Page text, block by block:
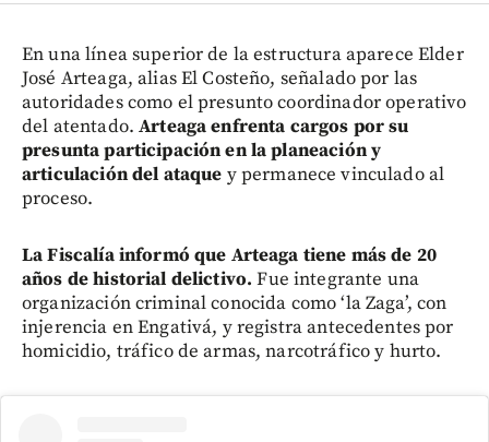
En una línea superior de la estructura aparece Elder
José Arteaga, alias El Costeño, señalado por las
autoridades como el presunto coordinador operativo
del atentado. Arteaga enfrenta cargos por su
presunta participación en la planeación y
articulación del ataque y permanece vinculado al
proceso.
La Fiscalía informó que Arteaga tiene más de 20
años de historial delictivo.Fue integrante una
organización criminal conocida como ‘la Zaga’, con
injerencia en Engativá, y registra antecedentes por
homicidio, tráfico de armas, narcotráfico y hurto.